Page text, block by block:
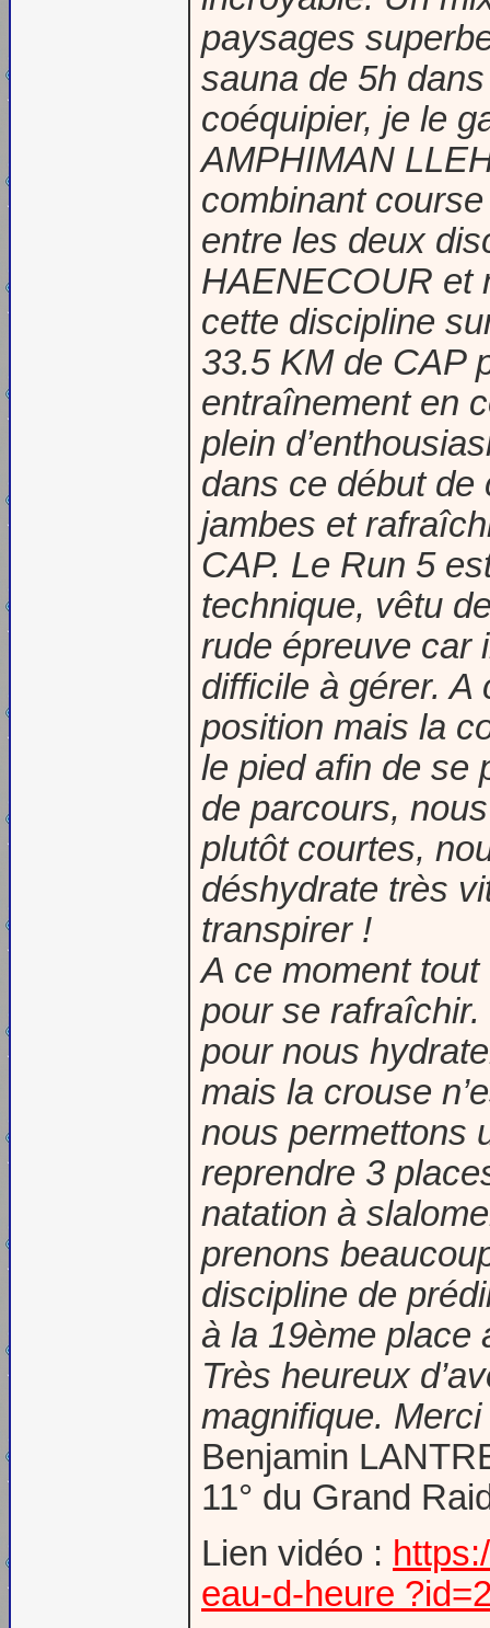
paysages
sauna de 5h
coéquipier, je le
AMPHIMAN
combinant
entre les deux
HAENECOUR et
cette discipline
33.5 KM de CAP
entraînement en
plein
dans ce début de
jambes et
CAP. Le Run 5
technique, vêtu
rude épreuve car
difficile à gérer. A
position mais la
le pied afin de se
de parcours,
plutôt courtes,
déshydrate très
transpirer !
A ce moment tout
pour se
pour nous
mais la crouse
nous permettons
reprendre 3
natation à
prenons
discipline de
à la 19ème place
Très heureux
magnifique.
Benjamin
11° du Grand
Lien vidéo :
eau-d-heure